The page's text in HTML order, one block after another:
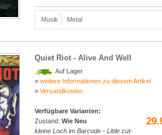
Musik Metal
Quiet Riot - Alive And Well
Auf Lager
» weitere Informationen zu diesem Artikel
» Versandkosten
Verfügbare Varianten:
Zustand: Wie Neu
kleine Loch im Barcode - Little cut-